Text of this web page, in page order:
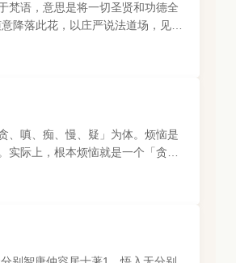
梵语，意思是将一切圣贤和功德全
降落此花，以庄严说法道场，见之
、嗔、痴、慢、疑」为体。烦恼是
际上，根本烦恼就是一个「贪」